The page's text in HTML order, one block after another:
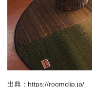
出典： https://roomclip.jp/